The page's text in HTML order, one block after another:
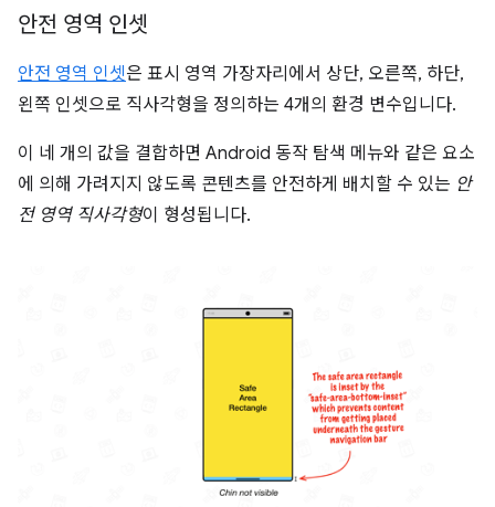
안전 영역 인셋
안전 영역 인셋은 표시 영역 가장자리에서 상단, 오른쪽, 하단,
왼쪽 인셋으로 직사각형을 정의하는 4개의 환경 변수입니다.
이 네 개의 값을 결합하면 Android 동작 탐색 메뉴와 같은 요소
에 의해 가려지지 않도록 콘텐츠를 안전하게 배치할 수 있는 안
전 영역 직사각형이 형성됩니다.